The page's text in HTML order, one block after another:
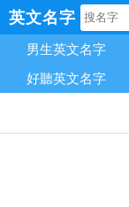
英文名字
男生英文名字
好聽英文名字